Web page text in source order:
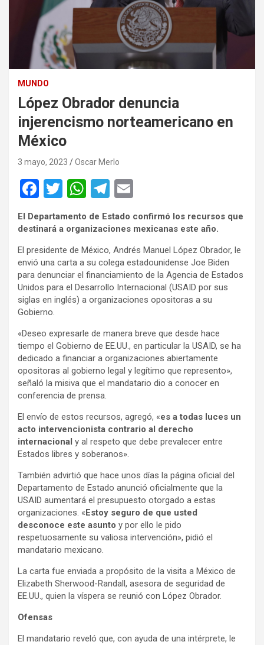
MUNDO
López Obrador denuncia
injerencismo norteamericano en
México
3 mayo, 2023 Oscar Merlo
F
ce
b
o
o
k
T
wi
tt
er
W
h
at
s
A
p
p
T
el
e
gr
a
m
m
ail
El Departamento de Estado confirmó los recursos que
destinará a organizaciones mexicanas este año.
El presidente de México, Andrés Manuel López Obrador, le
envió una carta a su colega estadounidense Joe Biden
para denunciar el financiamiento de la Agencia de Estados
Unidos para el Desarrollo Internacional (USAID por sus
siglas en inglés) a organizaciones opositoras a su
Gobierno.
«Deseo expresarle de manera breve que desde hace
tiempo el Gobierno de EE.UU., en particular la USAID, se ha
dedicado a financiar a organizaciones abiertamente
opositoras al gobierno legal y legítimo que represento»,
señaló la misiva que el mandatario dio a conocer en
conferencia de prensa.
El envío de estos recursos, agregó, «es a todas luces un
acto intervencionista contrario al derecho
internacional y al respeto que debe prevalecer entre
Estados libres y soberanos».
También advirtió que hace unos días la página oficial del
Departamento de Estado anunció oficialmente que la
USAID aumentará el presupuesto otorgado a estas
organizaciones. « Estoy seguro de que usted
desconoce este asunto y por ello le pido
respetuosamente su valiosa intervención», pidió el
mandatario mexicano.
La carta fue enviada a propósito de la visita a México de
Elizabeth Sherwood-Randall, asesora de seguridad de
EE.UU., quien la víspera se reunió con López Obrador.
Ofensas
El mandatario reveló que, con ayuda de una intérprete, le